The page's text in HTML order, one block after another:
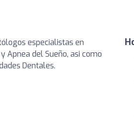
especialistas en
Apnea del Sueño, asi como
Dentales.